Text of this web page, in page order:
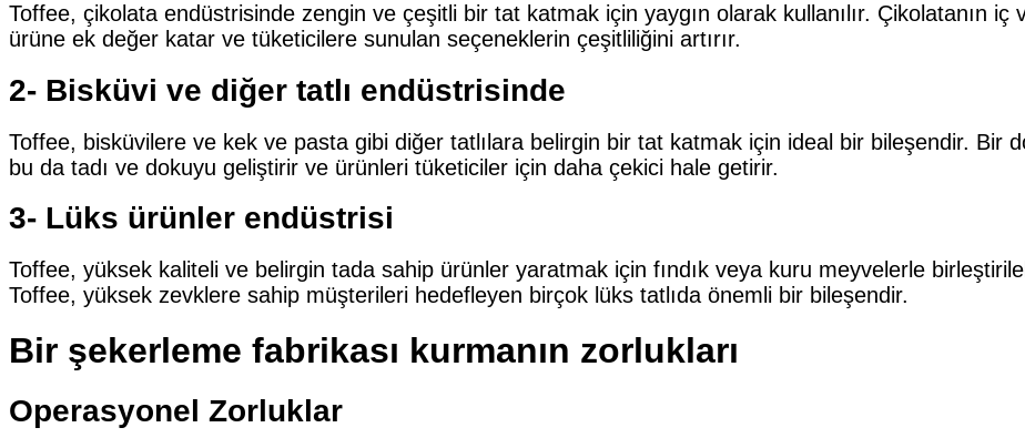
Toffee, çikolata endüstrisinde zengin ve çeşitli bir tat katmak için yaygın olarak kullanılır. Çikolatanın iç
ürüne ek değer katar ve tüketicilere sunulan seçeneklerin çeşitliliğini artırır.
2- Bisküvi ve diğer tatlı endüstrisinde
Toffee, bisküvilere ve kek ve pasta gibi diğer tatlılara belirgin bir tat katmak için ideal bir bileşendir. Bir
bu da tadı ve dokuyu geliştirir ve ürünleri tüketiciler için daha çekici hale getirir.
3- Lüks ürünler endüstrisi
Toffee, yüksek kaliteli ve belirgin tada sahip ürünler yaratmak için fındık veya kuru meyvelerle
Toffee, yüksek zevklere sahip müşterileri hedefleyen birçok lüks tatlıda önemli bir bileşendir.
Bir şekerleme fabrikası kurmanın zorlukları
Operasyonel Zorluklar